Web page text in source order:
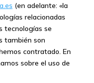
(en adelante: «la
relacionadas
tecnologías se
también son
contratado. En
sobre el uso de